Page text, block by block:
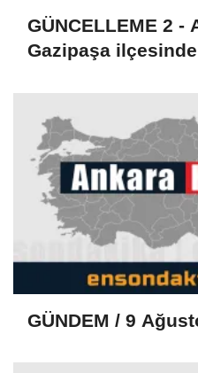
GÜNCELLEME 2 -
Gazipaşa
GÜNDEM / 9